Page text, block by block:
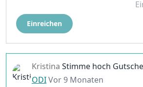
Einreichen
Kristina Stimme hoch
ODIVor 9 Monaten